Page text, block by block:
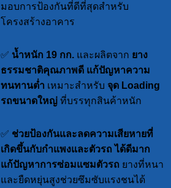
มอบการป้องกันที่ดีที่สุดสำหรับ
โครงสร้างอาคาร
✅ น้ำหนัก 19 กก. และผลิตจาก ยาง
ธรรมชาติคุณภาพดี แก้ปัญหาความ
ทนทานต่ำ เหมาะสำหรับ จุด Loading
รถขนาดใหญ่ ที่บรรทุกสินค้าหนัก
✅ ช่วยป้องกันและลดความเสียหายที่
เกิดขึ้นกับกำแพงและตัวรถ ได้ดีมาก
แก้ปัญหาการซ่อมแซมตัวรถ ยางที่หนา
และยืดหยุ่นสูงช่วยซึมซับแรงชนได้